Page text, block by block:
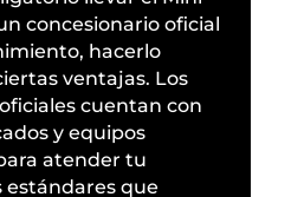
concesionario oficial
hacerlo
ventajas. Los
cuentan con
y equipos
atender tu
estándares que